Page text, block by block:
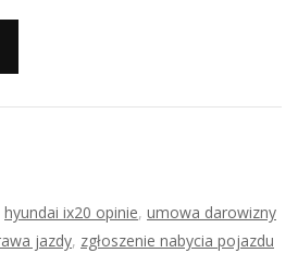
hyundai ix20 opinie, umowa darowizny
jazdy, zgłoszenie nabycia pojazdu